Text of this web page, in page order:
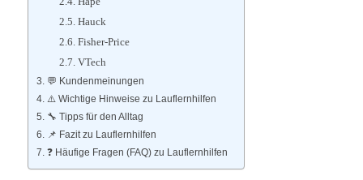
Hauck
Fisher‑Price
VTech
💬 Kundenmeinungen
⚠️ Wichtige Hinweise zu Lauflernhilfen
🔧 Tipps für den Alltag
📌 Fazit zu Lauflernhilfen
❓ Häufige Fragen (FAQ) zu Lauflernhilfen